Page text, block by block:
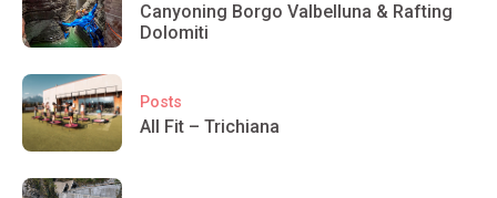
Canyoning Borgo Valbelluna & Rafting
Dolomiti
Posts
All Fit – Trichiana